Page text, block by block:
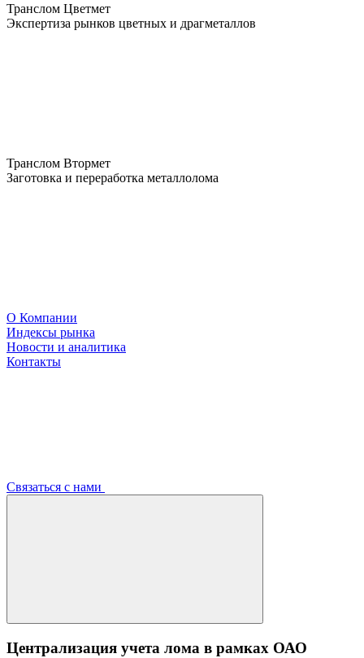
Транслом Цветмет
Экспертиза рынков цветных и драгметаллов
Транслом Втормет
Заготовка и переработка металлолома
О Компании
Индексы рынка
Новости и аналитика
Контакты
Связаться с нами
Централизация учета лома в рамках ОАО